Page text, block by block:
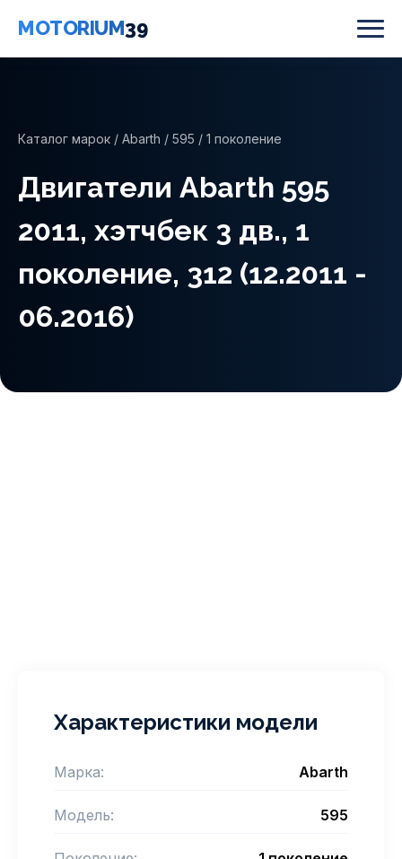
MOTORIUM39
Каталог марок / Abarth / 595 / 1 поколение
Двигатели Abarth 595
2011, хэтчбек 3 дв., 1
поколение, 312 (12.2011 -
06.2016)
Характеристики модели
Марка: Abarth
Модель: 595